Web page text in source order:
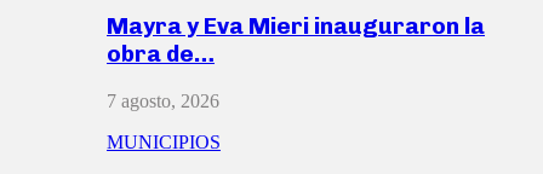
Mayra y Eva Mieri inauguraron la
obra de…
7 agosto, 2026
MUNICIPIOS